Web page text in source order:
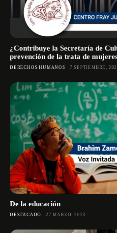
¿Contribuye la Secretaría de
prevención de la trata de
DERECHOS HUMANOS 7 SEPTIEMBRE,
De la educación
DESTACADO 27 MARZO, 2023